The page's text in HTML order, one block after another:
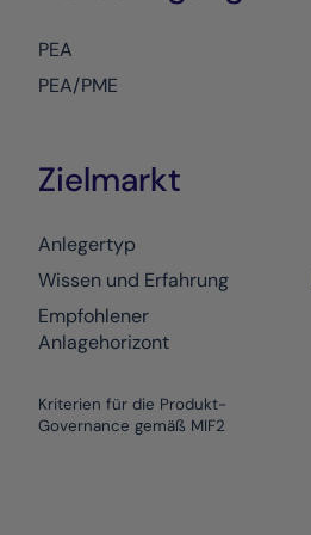
PEA
PEA/PME
Zielmarkt
Anlegertyp
Wissen und Erfahrung
Empfohlener
Anlagehorizont
Kriterien für die Produkt-
Governance gemäß MIF2